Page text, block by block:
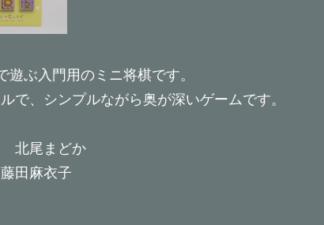
ぶ入門用のミニ将棋です。
で、シンプルながら奥が深いゲームです。
北尾まどか
田麻衣子